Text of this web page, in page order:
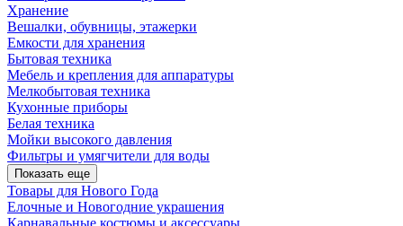
Хранение
Вешалки, обувницы, этажерки
Емкости для хранения
Бытовая техника
Мебель и крепления для аппаратуры
Мелкобытовая техника
Кухонные приборы
Белая техника
Мойки высокого давления
Фильтры и умягчители для воды
Показать еще
Товары для Нового Года
Елочные и Новогодние украшения
Карнавальные костюмы и аксессуары